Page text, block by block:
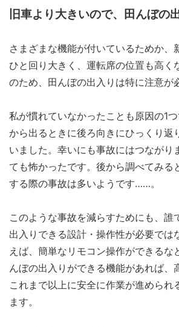
旧車より大きいので、田んぼの
さまざまな機能が付いているためか、
ひと回り大きく、運転席の位置も高く
のため、田んぼの出入りは特に注意が
私が慣れていなかったことも原因の1
から出るときに後ろ向きにひっくり返
いました。幸いにも事故にはつながり
ても怖かったです。後から調べてみる
する際の事故は多いようです……。
このような事故を減らすためにも、誰
出入りできる設計・操作性が必要では
えば、簡単なリモコン操作ができるな
んぼの出入りができる機能があれば、
これまで以上に安全に作業が進められ
ます。